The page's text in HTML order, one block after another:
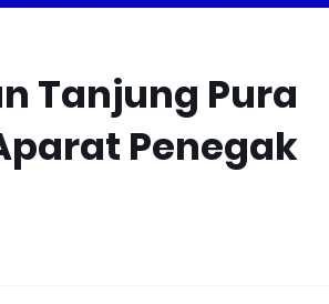
Tanjung Pura
Penegak